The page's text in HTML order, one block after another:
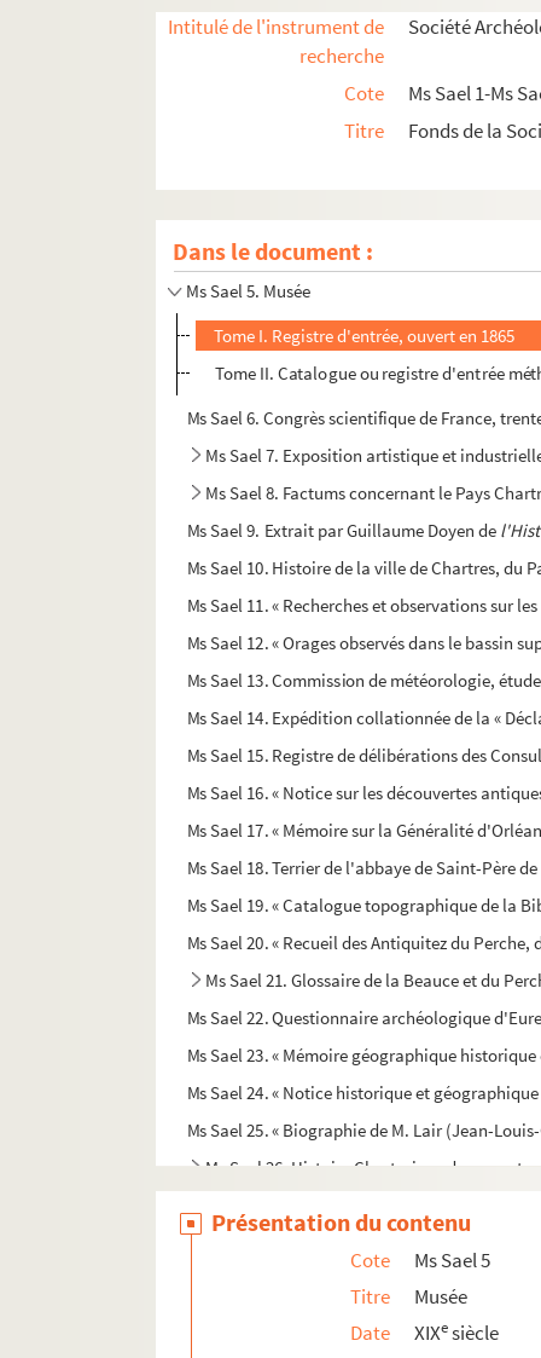
Intitulé de l'instrument de
recherche
Société
Cote
Ms Sael 1-Ms
Titre
Fonds de la
Dans le document :
Ms Sael 1. Procès-verbaux,
Ms Sael 3. Mémoires, 1856-1861
Ms Sael 4. Boisvillette (de), Statistique
Ms Sael 5. Musée
Tome I. Registre d'entrée, ouvert en 1865
Tome II. Catalogue ou registre d'entrée
Ms Sael 6. Congrès scientifique de France,
Ms Sael 7. Exposition artistique et
Ms Sael 8. Factums concernant le Pays
Ms Sael 9. Extrait par Guillaume Doyen de
Ms Sael 10. Histoire de la ville de Chartres, du
Ms Sael 11. « Recherches et observations sur
Ms Sael 12. « Orages observés dans le bassin
Ms Sael 13. Commission de météorologie,
Ms Sael 14. Expédition collationnée de la «
Ms Sael 15. Registre de délibérations des
Ms Sael 16. « Notice sur les découvertes
Ms Sael 17. « Mémoire sur la Généralité
Ms Sael 19. « Catalogue topographique de la
Ms Sael 20. « Recueil des Antiquitez du
Ms Sael 21. Glossaire de la Beauce et du
Ms Sael 22. Questionnaire archéologique
Ms Sael 23. « Mémoire géographique
Ms Sael 24. « Notice historique et
Ms Sael 25. « Biographie de M. Lair (Jean-
Ms Sael 26. Histoire Chartraine :
Ms Sael 28. « Les Apophtegmes les plus
Présentation du contenu
Cote
Ms Sael 5
Titre
Musée
Date
XIXesiècle